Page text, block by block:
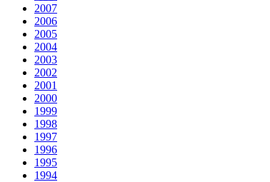
2007
2006
2005
2004
2003
2002
2001
2000
1999
1998
1997
1996
1995
1994